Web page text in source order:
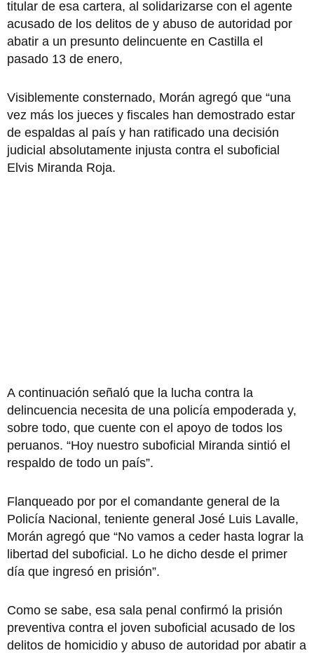
titular de esa cartera, al solidarizarse con el agente
acusado de los delitos de y abuso de autoridad por
abatir a un presunto delincuente en Castilla el
pasado 13 de enero,
Visiblemente consternado, Morán agregó que “una
vez más los jueces y fiscales han demostrado estar
de espaldas al país y han ratificado una decisión
judicial absolutamente injusta contra el suboficial
Elvis Miranda Roja.
A continuación señaló que la lucha contra la
delincuencia necesita de una policía empoderada y,
sobre todo, que cuente con el apoyo de todos los
peruanos. “Hoy nuestro suboficial Miranda sintió el
respaldo de todo un país”.
Flanqueado por por el comandante general de la
Policía Nacional, teniente general José Luis Lavalle,
Morán agregó que “No vamos a ceder hasta lograr la
libertad del suboficial. Lo he dicho desde el primer
día que ingresó en prisión”.
Como se sabe, esa sala penal confirmó la prisión
preventiva contra el joven suboficial acusado de los
delitos de homicidio y abuso de autoridad por abatir a